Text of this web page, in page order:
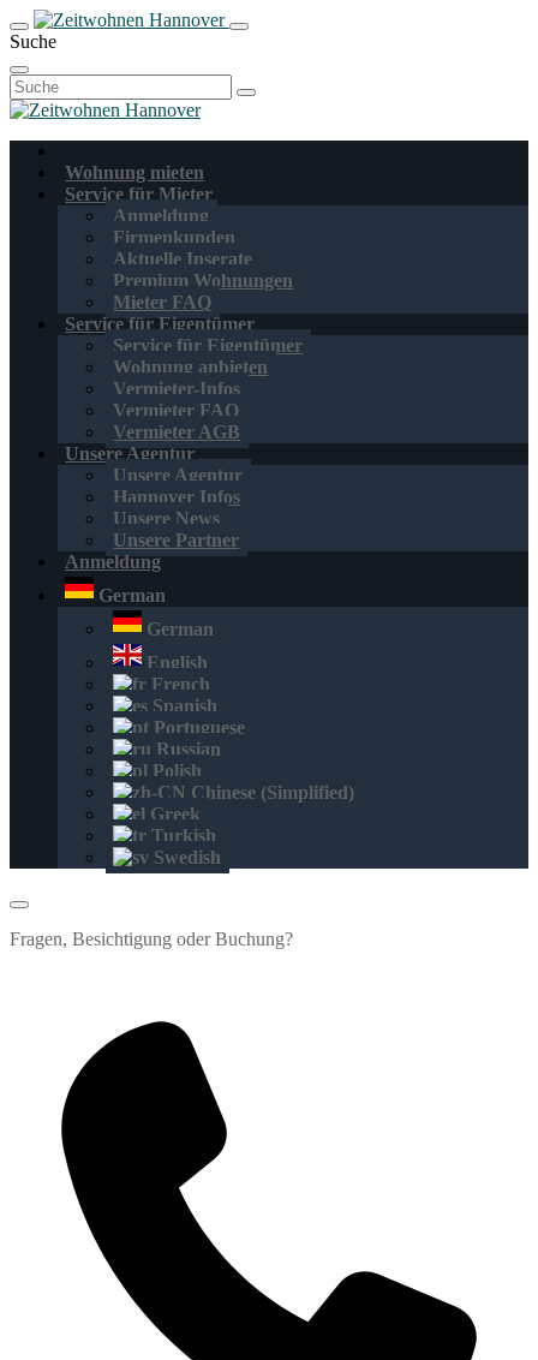
Suche
Suchen
nach:
Wohnung mieten
Service für Mieter
Anmeldung
Firmenkunden
Aktuelle Inserate
Premium Wohnungen
Mieter FAQ
Service für Eigentümer
Service für Eigentümer
Wohnung anbieten
Vermieter-Infos
Vermieter FAQ
Vermieter AGB
Unsere Agentur
Unsere Agentur
Hannover Infos
Unsere News
Unsere Partner
Anmeldung
German
German
English
French
Spanish
Portuguese
Russian
Polish
Chinese (Simplified)
Greek
Turkish
Swedish
Fragen, Besichtigung oder Buchung?